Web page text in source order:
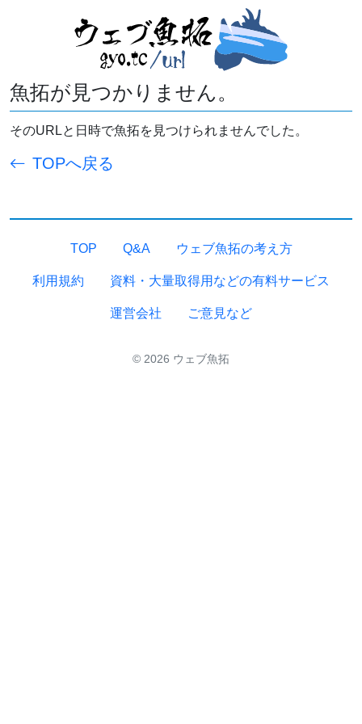
魚拓が見つかりません。
そのURLと日時で魚拓を見つけられませんでした。
TOPへ戻る
TOP Q&A ウェブ魚拓の考え方
利用規約 資料・大量取得用などの有料サービス
運営会社 ご意見など
© 2026 ウェブ魚拓